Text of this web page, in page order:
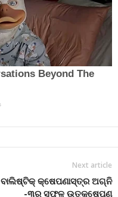
Next article
ବାଲିଷ୍ଟିକ୍ କ୍ଷେପଣାସ୍ତ୍ର ଅଗ୍ନି
-୩ର ସଫଳ ଉତ୍‌କ୍ଷେପଣ